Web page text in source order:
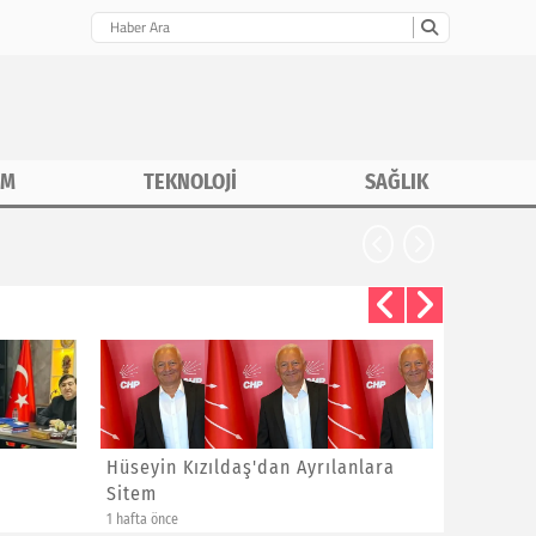
TEKNOLOJİ SAĞLIK
Hüseyin Kızıldaş'dan Ayrılanlara
Sitem
1 hafta önce